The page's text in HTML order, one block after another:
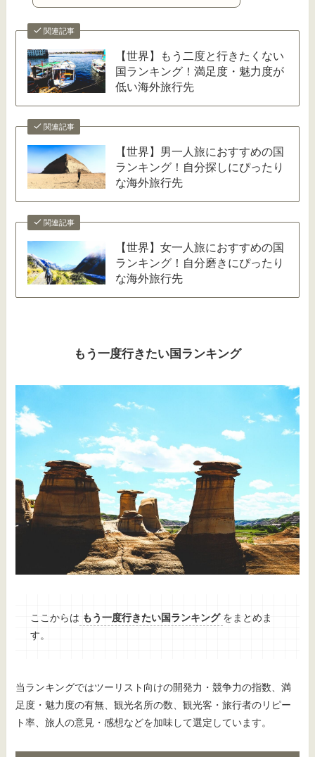
関連記事
【世界】もう二度と行きたくない
国ランキング！満足度・魅力度が
低い海外旅行先
関連記事
【世界】男一人旅におすすめの国
ランキング！自分探しにぴったり
な海外旅行先
関連記事
【世界】女一人旅におすすめの国
ランキング！自分磨きにぴったり
な海外旅行先
もう一度行きたい国ランキング
ここからは もう一度行きたい国ランキング をまとめま
す。
当ランキングではツーリスト向けの開発力・競争力の指数、満
足度・魅力度の有無、観光名所の数、観光客・旅行者のリピー
ト率、旅人の意見・感想などを加味して選定しています。